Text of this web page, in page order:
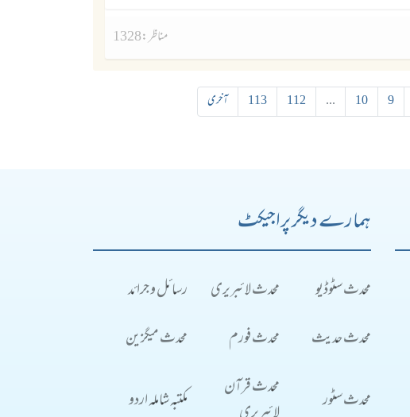
مناظر :1328
9
10
...
112
113 آخری
ہمارے دیگر پراجیکٹ
محدث سٹوڈیو محدث لائبریری
رسائل و جرائد
محدث حدیث
محدث فورم محدث میگزین
محدث سٹور
محدث قرآن
مکتبہ شاملہ اردو